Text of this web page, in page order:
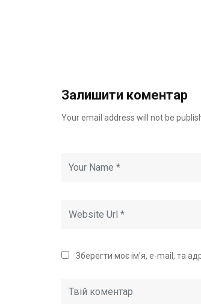
Залишити коментар
Your email address will not be
Зберегти моє ім'я, e-mail, та